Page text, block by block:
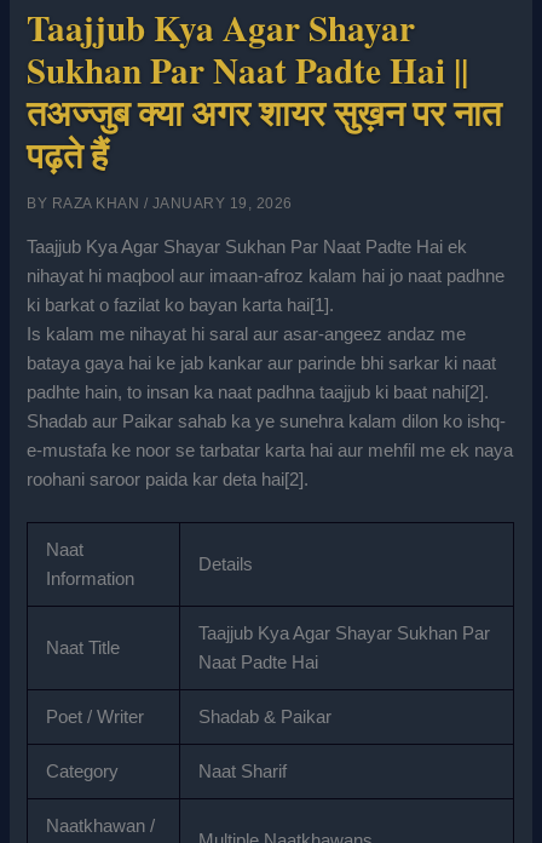
Taajjub Kya Agar Shayar
Sukhan Par Naat Padte Hai ||
तअज्जुब क्या अगर शायर सुख़न पर नात
पढ़ते हैं
BY RAZA KHAN / JANUARY 19, 2026
Taajjub Kya Agar Shayar Sukhan Par Naat Padte Hai ek
nihayat hi maqbool aur imaan-afroz kalam hai jo naat padhne
ki barkat o fazilat ko bayan karta hai[1].
Is kalam me nihayat hi saral aur asar-angeez andaz me
bataya gaya hai ke jab kankar aur parinde bhi sarkar ki naat
padhte hain, to insan ka naat padhna taajjub ki baat nahi[2].
Shadab aur Paikar sahab ka ye sunehra kalam dilon ko ishq-
e-mustafa ke noor se tarbatar karta hai aur mehfil me ek naya
roohani saroor paida kar deta hai[2].
Naat
Information
Details
Naat Title
Taajjub Kya Agar Shayar Sukhan Par
Naat Padte Hai
Poet / Writer Shadab & Paikar
Category Naat Sharif
Naatkhawan /